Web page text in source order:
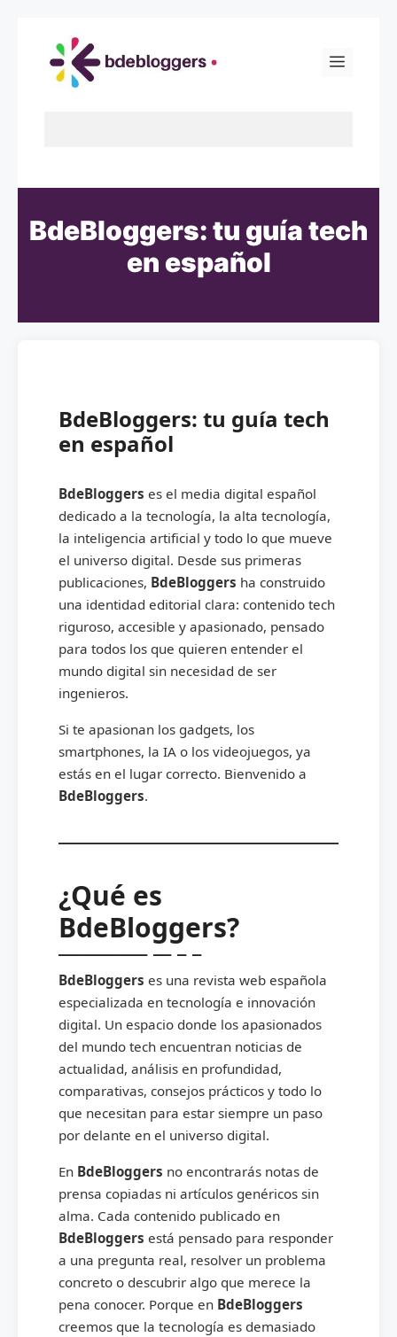
BdeBloggers: tu guía tech
en español
BdeBloggers: tu guía tech
en español
BdeBloggers es el media digital español
dedicado a la tecnología, la alta tecnología,
la inteligencia artificial y todo lo que mueve
el universo digital. Desde sus primeras
publicaciones, BdeBloggers ha construido
una identidad editorial clara: contenido tech
riguroso, accesible y apasionado, pensado
para todos los que quieren entender el
mundo digital sin necesidad de ser
ingenieros.
Si te apasionan los gadgets, los
smartphones, la IA o los videojuegos, ya
estás en el lugar correcto. Bienvenido a
BdeBloggers.
¿Qué es
BdeBloggers?
BdeBloggers es una revista web española
especializada en tecnología e innovación
digital. Un espacio donde los apasionados
del mundo tech encuentran noticias de
actualidad, análisis en profundidad,
comparativas, consejos prácticos y todo lo
que necesitan para estar siempre un paso
por delante en el universo digital.
En BdeBloggers no encontrarás notas de
prensa copiadas ni artículos genéricos sin
alma. Cada contenido publicado en
BdeBloggers está pensado para responder
a una pregunta real, resolver un problema
concreto o descubrir algo que merece la
pena conocer. Porque en BdeBloggers
creemos que la tecnología es demasiado